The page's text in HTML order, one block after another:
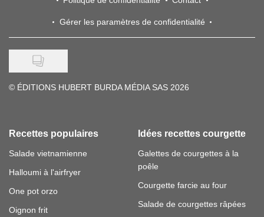
Gérer les paramètres de confidentialité
© ÉDITIONS HUBERT BURDA MÉDIA SAS 2026
Recettes populaires
Salade vietnamienne
Halloumi à l'airfryer
One pot orzo
Oignon frit
Idées recettes courgette
Galettes de courgettes à la
poêle
Courgette farcie au four
Salade de courgettes râpées